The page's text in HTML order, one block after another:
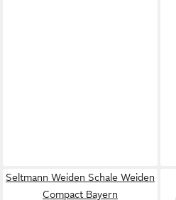
Seltmann Weiden Schale Weiden
Compact Bayern